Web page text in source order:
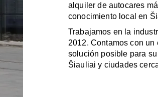
alquiler de autocares
conocimiento local en
Trabajamos en la
2012. Contamos con
solución posible para
Šiauliai y ciudades